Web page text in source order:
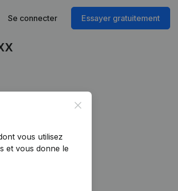
Se connecter Essayer gratuitement
Close
vous utilisez
et vous donne le